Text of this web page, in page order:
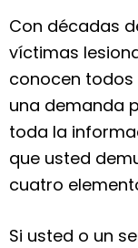
Con décadas
víctimas
conocen
una demanda
toda la
que usted
cuatro
Si usted o un